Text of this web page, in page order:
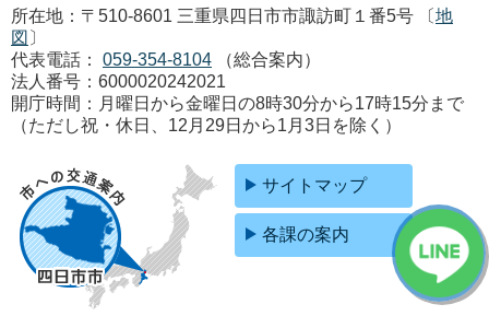
所在地：〒510-8601 三重県四日市市諏訪町１番5号 〔地
図 〕
代表電話：
059-354-8104
（総合案内）
法人番号：6000020242021
開庁時間：月曜日から金曜日の8時30分から17時15分まで
（ただし祝・休日、12月29日から1月3日を除く）
サイトマップ
各課の案内